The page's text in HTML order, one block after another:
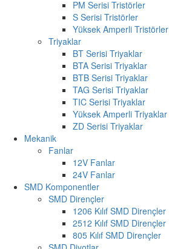
PM Serisi Tristörler
S Serisi Tristörler
Yüksek Amperli Tristörler
Triyaklar
BT Serisi Triyaklar
BTA Serisi Triyaklar
BTB Serisi Triyaklar
TAG Serisi Triyaklar
TIC Serisi Triyaklar
Yüksek Amperli Triyaklar
ZD Serisi Triyaklar
Mekanik
Fanlar
12V Fanlar
24V Fanlar
SMD Komponentler
SMD Dirençler
1206 Kılıf SMD Dirençler
2512 Kılıf SMD Dirençler
805 Kılıf SMD Dirençler